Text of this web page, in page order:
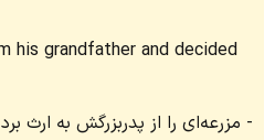
his grandfather and decided
مزرعه‌ای را از پدربزرگش به ارث